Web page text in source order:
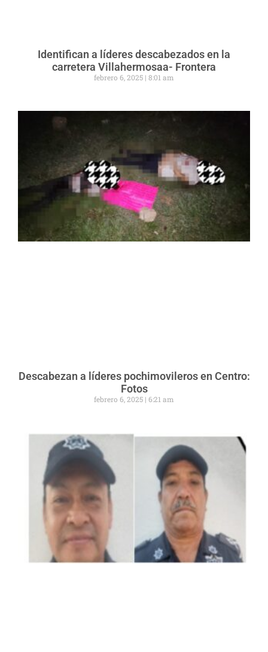
Identifican a líderes descabezados en la
carretera Villahermosaa- Frontera
febrero 6, 2025 8:01 am
Descabezan a líderes pochimovileros en Centro:
Fotos
febrero 6, 2025 6:21 am